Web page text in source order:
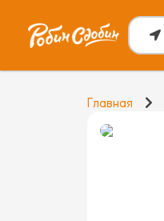
Главная